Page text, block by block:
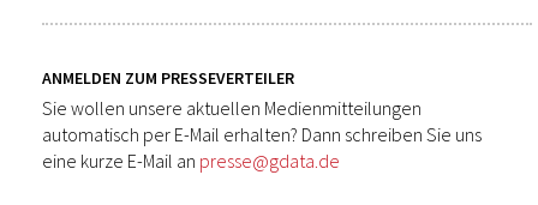
ANMELDEN ZUM PRESSEVERTEILER
Sie wollen unsere aktuellen Medienmitteilungen
automatisch per E-Mail erhalten? Dann schreiben Sie uns
eine kurze E-Mail an presse@gdata.de